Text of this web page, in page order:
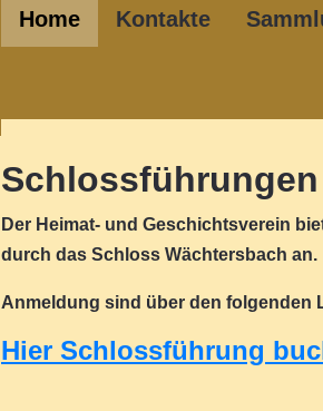
Home Kontakte
Schlossführungen
Der Heimat- und Geschichtsverein
durch das Schloss Wächtersbach an.
Anmeldung sind über den folgenden
Hier Schlossführung